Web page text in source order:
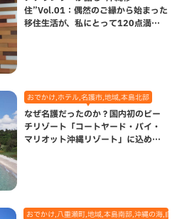
住”Vol.01：偶然のご縁から始まった
移住生活が、私にとって120点満点
おでかけ,ホテル,名護市,地域,本島北部
なぜ名護だったのか？国内初のビー
チリゾート「コートヤード・バイ・
マリオット沖縄リゾート」に込めら
おでかけ,八重瀬町,地域,本島南部,沖縄の海,自